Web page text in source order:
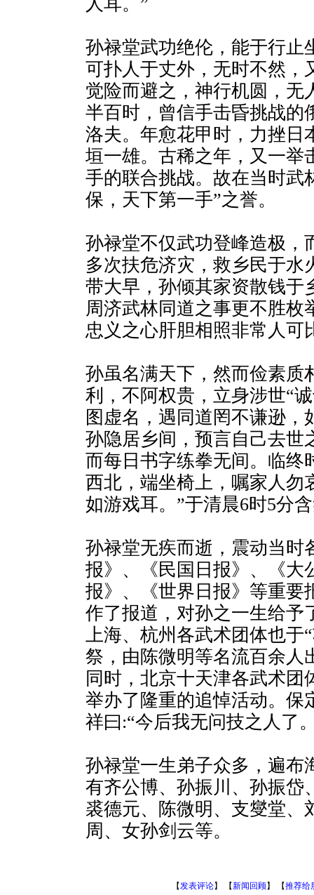
孙禄堂武功绝伦，能于行止
可扑人于丈外，无时不然，
觉险而避之，神行机圆，无
半百时，曾信手击昏挑战的
洛夫。年愈花甲时，力挫日
垣一雄。古稀之年，又一举
手的联合挑战。故在当时武
保，天下第一手”之誉。
孙禄堂不仅武功登峰造极，
多次扶危济灾，救乡民于水
带大早，孙倾其家资散钱于
周济武林同道之事更不胜枚
忠义之心肝胆相照非常人可
孙虽名满天下，然而俭素质
利，不阿权贵，立身涉世“
图虚名，遇同道罔不谦逊，
孙隐居乡间，预言自己去世
而每日书字练拳无间。临终
西北，端坐椅上，嘱家人勿
如游戏耳。”于清晨6时5分
孙禄堂无疾而逝，震动当时
报》、《民国日报》、《大
报》、《世界日报》等重要
作了报道，对孙之一生给予
上海、杭州各武术团体也于
祭，由陈微明等名流百余人
同时，北京十天津各武术团
举办了隆重的追悼活动。保
祥曰:“今后我无问技之人了
孙禄堂一生弟子众多，遍布
有齐公博、孙振川、孙振岱
裘德元、陈微明、支燮堂、
周、女孙剑云等。
【发表评论】 【新闻回顾】 【推荐给